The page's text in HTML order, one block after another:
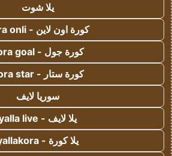
يلا شوت
كورة اون لاين - kora onli
كورة جول - kora goal
كورة ستار - kora star
سوريا لايف
يلا لايف - yalla live
يلا كورة - yallakora